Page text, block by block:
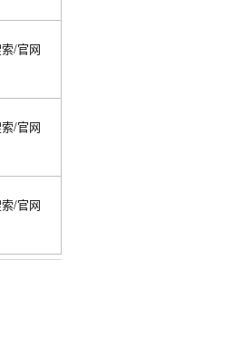
/官网
/官网
/官网